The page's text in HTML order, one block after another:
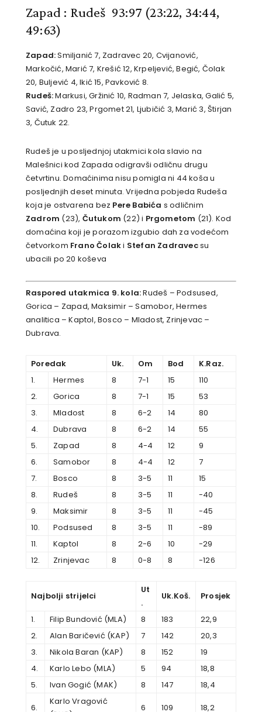
Zapad : Rudeš 93:97 (23:22, 34:44,
49:63)
Zapad:Smiljanić 7, Zadravec 20, Cvijanović,
Markočić, Marić 7, Krešić 12, Krpeljević, Begić, Čolak
20, Buljević 4, Ikić 15, Pavković 8.
Rudeš:Markusi, Gržinić 10, Radman 7, Jelaska, Galić 5,
Savić, Zadro 23, Prgomet 21, Ljubičić 3, Marić 3, Štirjan
3, Čutuk 22.
Rudeš je u posljednjoj utakmici kola slavio na
Malešnici kod Zapada odigravši odličnu drugu
četvrtinu. Domaćinima nisu pomigla ni 44 koša u
posljednjih deset minuta. Vrijedna pobjeda Rudeša
koja je ostvarena bez Pere Babića s odličnim
Zadrom (23), Čutukom (22) i Prgometom (21). Kod
domaćina koji je porazom izgubio dah za vodećom
četvorkom Frano Čolaki Stefan Zadravecsu
ubacili po 20 koševa
Raspored utakmica 9. kola:Rudeš – Podsused,
Gorica – Zapad, Maksimir – Samobor, Hermes
analitica – Kaptol, Bosco – Mladost, Zrinjevac –
Dubrava.
Poredak Uk. Om Bod
K.Raz.
1.
Hermes 8 7-1 15
110
2.
Gorica 8 7-1 15
53
3.
Mladost 8 6-2 14
80
4.
Dubrava 8 6-2 14
55
5.
Zapad 8 4-4 12
9
6.
Samobor 8 4-4 12
7
7.
Bosco 8 3-5 11
15
8.
Rudeš 8 3-5 11
-40
9.
Maksimir 8 3-5 11
-45
10.
Podsused 8 3-5 11
-89
11.
Kaptol 8 2-6 10
-29
12.
Zrinjevac 8 0-8 8 -126
Najbolji strijelci
Ut
.
Uk.Koš. Prosjek
1. Filip Bundović (MLA) 8 183
22,9
2.
Alan Baričević (KAP) 7 142
20,3
3.
Nikola Baran (KAP) 8 152
19
4.
Karlo Lebo (MLA) 5 94
18,8
5.
Ivan Gogić (MAK) 8 147 18,4
6.
Karlo Vragović
6 109 18,2